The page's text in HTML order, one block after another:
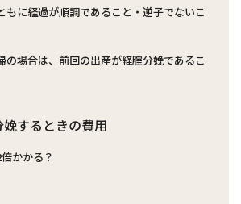
に経過が順調であること・逆子でないこ
場合は、前回の出産が経腟分娩であるこ
するときの費用
かかる？